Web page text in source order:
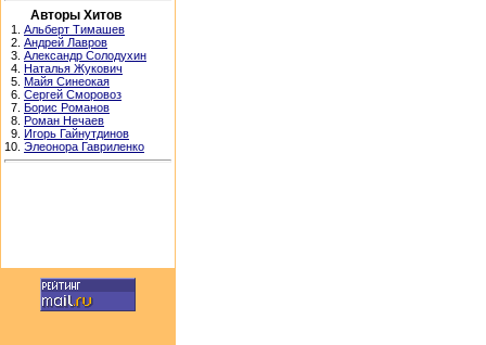
Авторы Хитов
1. Альберт Тимашев
2. Андрей Лавров
3. Александр Солодухин
4. Наталья Жукович
5. Майя Синеокая
6. Сергей Сморовоз
7. Борис Романов
8. Роман Нечаев
9. Игорь Гайнутдинов
10. Элеонора Гавриленко